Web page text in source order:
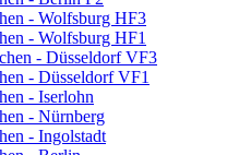
- Wolfsburg HF3
- Wolfsburg HF1
- Düsseldorf VF3
- Düsseldorf VF1
- Iserlohn
- Nürnberg
- Ingolstadt